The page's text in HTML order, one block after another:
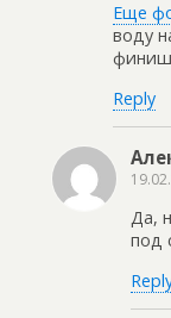
Еще
воду
Reply
Да,
под